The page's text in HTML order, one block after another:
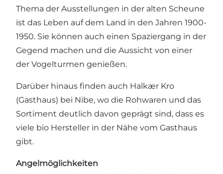
Thema der Ausstellungen in der alten Scheune
ist das Leben auf dem Land in den Jahren 1900-
1950. Sie können auch einen Spaziergang in der
Gegend machen und die Aussicht von einer
der Vogelturmen genießen.
Darüber hinaus finden auch Halkær Kro
(Gasthaus) bei Nibe, wo die Rohwaren und das
Sortiment deutlich davon geprägt sind, dass es
viele bio Hersteller in der Nähe vom Gasthaus
gibt.
Angelmöglichkeiten